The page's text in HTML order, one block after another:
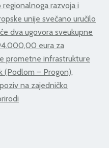
razvoja i
unije svečano uručilo
dva ugovora sveukupne
eura za
prometne infrastrukture
(Podlom – Progon),
na zajedničko